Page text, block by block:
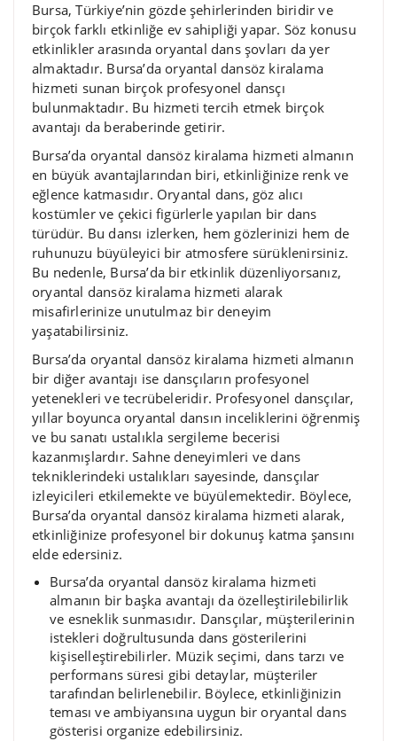
Bursa, Türkiye’nin gözde şehirlerinden biridir ve
birçok farklı etkinliğe ev sahipliği yapar. Söz konusu
etkinlikler arasında oryantal dans şovları da yer
almaktadır. Bursa’da oryantal dansöz kiralama
hizmeti sunan birçok profesyonel dansçı
bulunmaktadır. Bu hizmeti tercih etmek birçok
avantajı da beraberinde getirir.
Bursa’da oryantal dansöz kiralama hizmeti almanın
en büyük avantajlarından biri, etkinliğinize renk ve
eğlence katmasıdır. Oryantal dans, göz alıcı
kostümler ve çekici figürlerle yapılan bir dans
türüdür. Bu dansı izlerken, hem gözlerinizi hem de
ruhunuzu büyüleyici bir atmosfere sürüklenirsiniz.
Bu nedenle, Bursa’da bir etkinlik düzenliyorsanız,
oryantal dansöz kiralama hizmeti alarak
misafirlerinize unutulmaz bir deneyim
yaşatabilirsiniz.
Bursa’da oryantal dansöz kiralama hizmeti almanın
bir diğer avantajı ise dansçıların profesyonel
yetenekleri ve tecrübeleridir. Profesyonel dansçılar,
yıllar boyunca oryantal dansın inceliklerini öğrenmiş
ve bu sanatı ustalıkla sergileme becerisi
kazanmışlardır. Sahne deneyimleri ve dans
tekniklerindeki ustalıkları sayesinde, dansçılar
izleyicileri etkilemekte ve büyülemektedir. Böylece,
Bursa’da oryantal dansöz kiralama hizmeti alarak,
etkinliğinize profesyonel bir dokunuş katma şansını
elde edersiniz.
Bursa’da oryantal dansöz kiralama hizmeti
almanın bir başka avantajı da özelleştirilebilirlik
ve esneklik sunmasıdır. Dansçılar, müşterilerinin
istekleri doğrultusunda dans gösterilerini
kişiselleştirebilirler. Müzik seçimi, dans tarzı ve
performans süresi gibi detaylar, müşteriler
tarafından belirlenebilir. Böylece, etkinliğinizin
teması ve ambiyansına uygun bir oryantal dans
gösterisi organize edebilirsiniz.